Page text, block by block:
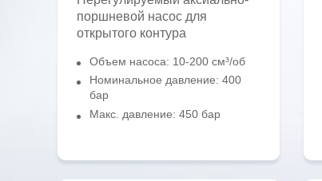
поршневой насос для
открытого контура
Объем насоса: 10-200 см³/об
Номинальное давление: 400
бар
Макс. давление: 450 бар